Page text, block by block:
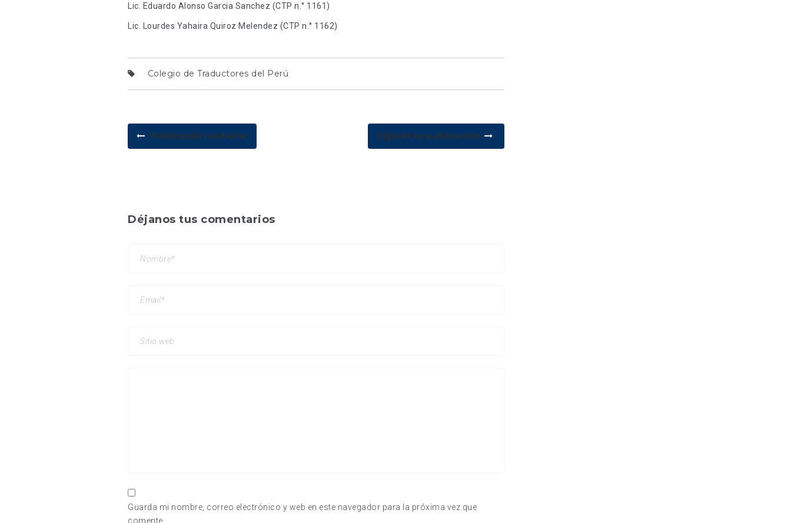
Lic. Eduardo Alonso Garcia Sanchez (CTP n.° 1161)
Lic. Lourdes Yahaira Quiroz Melendez (CTP n.° 1162)
Colegio de Traductores del Perú
Publicación anterior Siguiente publicación
Déjanos tus comentarios
Guarda mi nombre, correo electrónico y web en este navegador para la próxima vez que
comente.